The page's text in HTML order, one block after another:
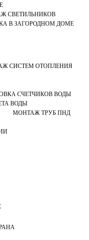
СВЕТИЛЬНИКОВ
В ЗАГОРОДНОМ ДОМЕ
СИСТЕМ ОТОПЛЕНИЯ
СЧЕТЧИКОВ ВОДЫ
ВОДЫ
МОНТАЖ ТРУБ ПНД